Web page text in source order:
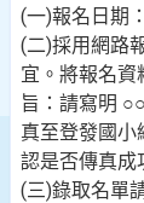
(一)報名日期
(二)採用網路
宜。將報名資
旨：請寫明
真至登發國
認是否傳真成
(三)錄取名單